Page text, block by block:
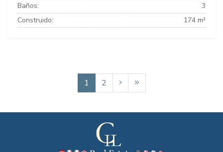
Baños:
3
Construido:
174 m²
1 2